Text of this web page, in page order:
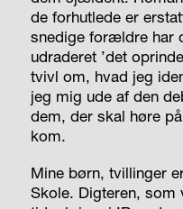
de forhutlede er
snedige forældre har
udraderet ’det
tvivl om, hvad jeg
jeg mig ude af den
dem, der skal høre
kom.
Mine børn, tvillinger
Skole. Digteren, som